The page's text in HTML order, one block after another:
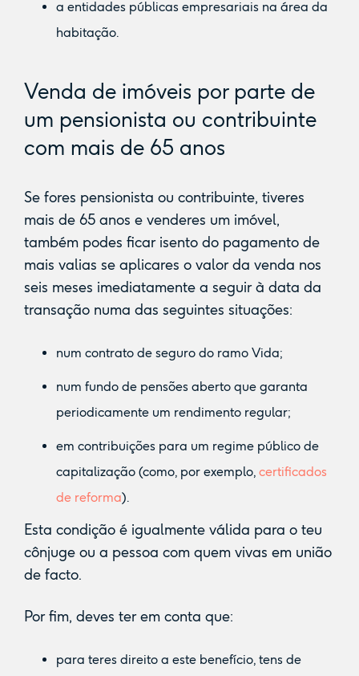
a entidades públicas empresariais na área da
habitação.
Venda de imóveis por parte de
um pensionista ou contribuinte
com mais de 65 anos
Se fores pensionista ou contribuinte, tiveres
mais de 65 anos e venderes um imóvel,
também podes ficar isento do pagamento de
mais valias se aplicares o valor da venda nos
seis meses imediatamente a seguir à data da
transação numa das seguintes situações:
num contrato de seguro do ramo Vida;
num fundo de pensões aberto que garanta
periodicamente um rendimento regular;
em contribuições para um regime público de
capitalização (como, por exemplo, certificados
de reforma).
Esta condição é igualmente válida para o teu
cônjuge ou a pessoa com quem vivas em união
de facto.
Por fim, deves ter em conta que:
para teres direito a este benefício, tens de